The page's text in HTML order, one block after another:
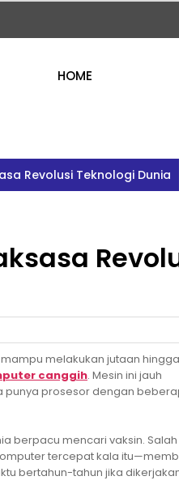
HOME
Revolusi Teknologi Dunia
melakukan jutaan hingga
canggih. Mesin ini jauh
prosesor dengan
berpacu mencari vaksin.
tercepat kala
bertahun-tahun jika